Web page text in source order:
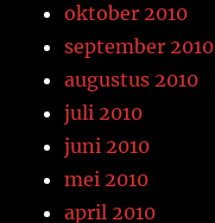
oktober 2010
september 2010
augustus 2010
juli 2010
juni 2010
mei 2010
april 2010